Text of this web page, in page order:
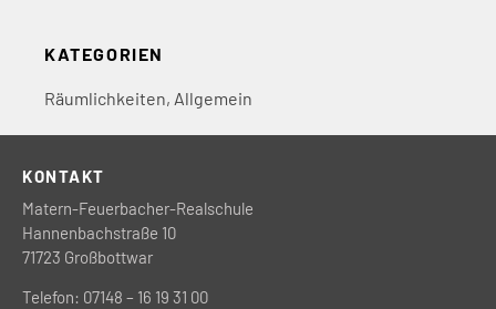
KATEGORIEN
Räumlichkeiten, Allgemein
KONTAKT
Matern-Feuerbacher-Realschule
Hannenbachstraße 10
71723 Großbottwar
Telefon: 07148 – 16 19 31 00